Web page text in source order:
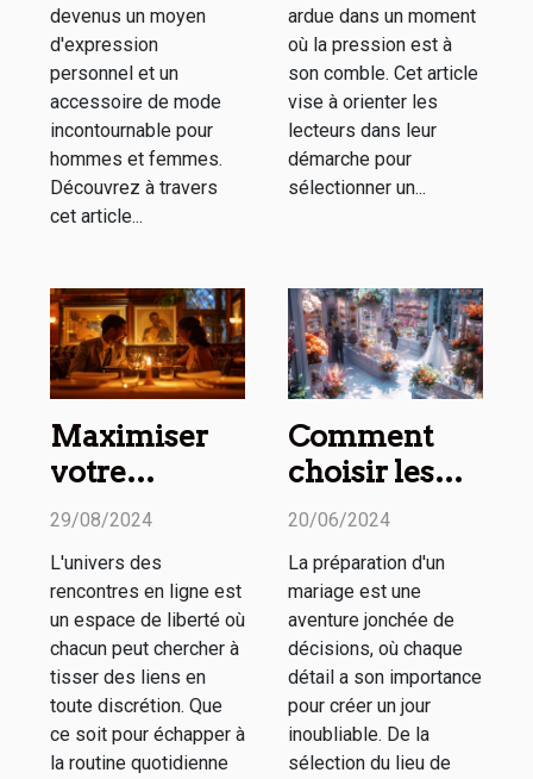
devenus un moyen
d'expression
personnel et un
accessoire de mode
incontournable pour
hommes et femmes.
Découvrez à travers
cet article...
ardue dans un moment
où la pression est à
son comble. Cet article
vise à orienter les
lecteurs dans leur
démarche pour
sélectionner un...
Maximiser
votre
expérience
de
rencontres
discrètes
29/08/2024
L'univers des
rencontres en ligne est
un espace de liberté où
chacun peut chercher à
tisser des liens en
toute discrétion. Que
ce soit pour échapper à
la routine quotidienne
Comment
choisir les
meilleurs
pour chaque
aspect de
votre
mariage
20/06/2024
La préparation d'un
mariage est une
aventure jonchée de
décisions, où chaque
détail a son importance
pour créer un jour
inoubliable. De la
sélection du lieu de